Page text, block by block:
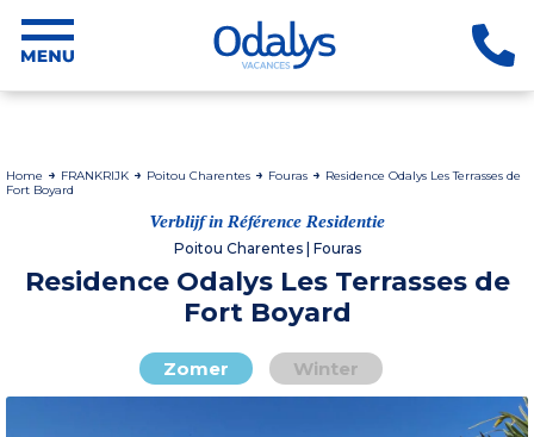
Home FRANKRIJK Poitou Charentes Fouras
Residence Odalys Les Terrasses de
Fort Boyard
Verblijf in Référence Residentie
Poitou Charentes | Fouras
Residence Odalys Les Terrasses de
Fort Boyard
Zomer Winter